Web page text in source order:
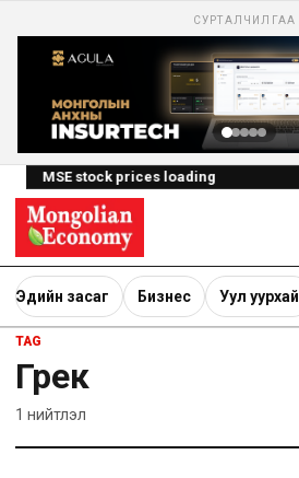
СУРТАЛЧИЛГАА
MSE stock prices loading
Эдийн засаг Бизнес Уул уурхай
TAG
Грек
1 нийтлэл